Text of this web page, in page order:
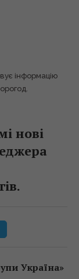
інформацію
нові
Україна»